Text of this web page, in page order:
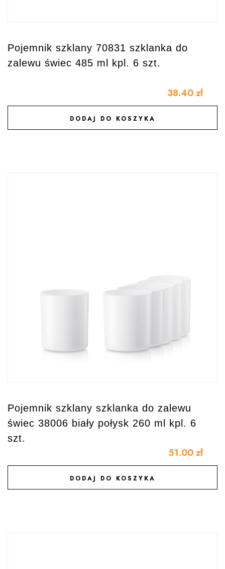
Pojemnik szklany 70831 szklanka do
zalewu świec 485 ml kpl. 6 szt.
38.40 zł
DODAJ DO KOSZYKA
DODAJ DO ULUBIONYCH
Pojemnik szklany szklanka do zalewu
świec 38006 biały połysk 260 ml kpl. 6
szt.
51.00 zł
DODAJ DO KOSZYKA
DODAJ DO ULUBIONYCH